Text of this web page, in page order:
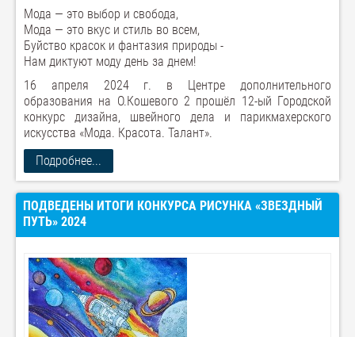
Мода — это выбор и свобода,
Мода — это вкус и стиль во всем,
Буйство красок и фантазия природы -
Нам диктуют моду день за днем!
16 апреля 2024 г. в Центре дополнительного
образования на О.Кошевого 2 прошёл 12-ый Городской
конкурс дизайна, швейного дела и парикмахерского
искусства «Мода. Красота. Талант».
Подробнее...
ПОДВЕДЕНЫ ИТОГИ КОНКУРСА РИСУНКА «ЗВЕЗДНЫЙ
ПУТЬ» 2024